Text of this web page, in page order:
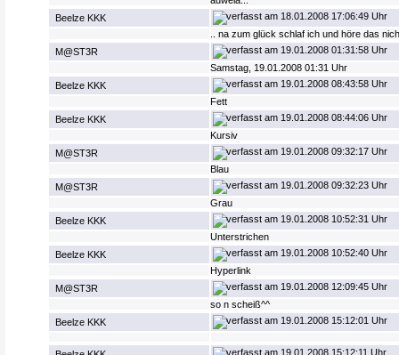
Beelze KKK
18.01.2008 17:06:49 Uhr
.. na zum glück schlaf ich und höre das
M@ST3R
19.01.2008 01:31:58 Uhr
Samstag, 19.01.2008 01:31 Uhr
Beelze KKK
19.01.2008 08:43:58 Uhr
Fett
Beelze KKK
19.01.2008 08:44:06 Uhr
Kursiv
M@ST3R
19.01.2008 09:32:17 Uhr
Blau
M@ST3R
19.01.2008 09:32:23 Uhr
Grau
Beelze KKK
19.01.2008 10:52:31 Uhr
Unterstrichen
Beelze KKK
19.01.2008 10:52:40 Uhr
Hyperlink
M@ST3R
19.01.2008 12:09:45 Uhr
so n scheiß^^
Beelze KKK
19.01.2008 15:12:01 Uhr
19.01.2008 15:12:11 Uhr